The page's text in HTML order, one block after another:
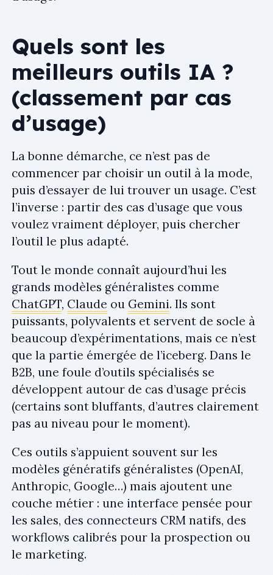
Quels sont les
meilleurs outils IA ?
(classement par cas
d’usage)
La bonne démarche, ce n’est pas de
commencer par choisir un outil à la mode,
puis d’essayer de lui trouver un usage. C’est
l’inverse : partir des cas d’usage que vous
voulez vraiment déployer, puis chercher
l’outil le plus adapté.
Tout le monde connaît aujourd’hui les
grands modèles généralistes comme
ChatGPT, Claude ou Gemini. Ils sont
puissants, polyvalents et servent de socle à
beaucoup d’expérimentations, mais ce n’est
que la partie émergée de l’iceberg. Dans le
B2B, une foule d’outils spécialisés se
développent autour de cas d’usage précis
(certains sont bluffants, d’autres clairement
pas au niveau pour le moment).
Ces outils s’appuient souvent sur les
modèles génératifs généralistes (OpenAI,
Anthropic, Google…) mais ajoutent une
couche métier : une interface pensée pour
les sales, des connecteurs CRM natifs, des
workflows calibrés pour la prospection ou
le marketing.